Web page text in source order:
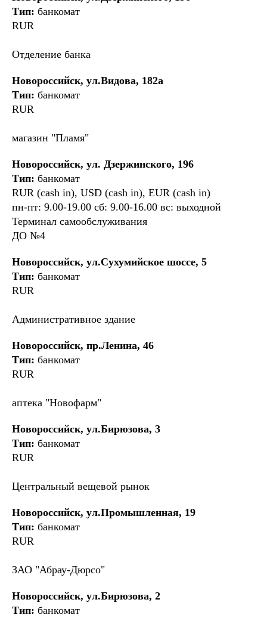
Тип: банкомат
RUR
Отделение банка
Новороссийск, ул.Видова, 182а
Тип: банкомат
RUR
магазин "Пламя"
Новороссийск, ул. Дзержинского, 196
Тип: банкомат
RUR (cash in), USD (cash in), EUR (cash in)
пн-пт: 9.00-19.00 сб: 9.00-16.00 вс: выходной
Терминал самообслуживания
ДО №4
Новороссийск, ул.Сухумийское шоссе, 5
Тип: банкомат
RUR
Административное здание
Новороссийск, пр.Ленина, 46
Тип: банкомат
RUR
аптека "Новофарм"
Новороссийск, ул.Бирюзова, 3
Тип: банкомат
RUR
Центральный вещевой рынок
Новороссийск, ул.Промышленная, 19
Тип: банкомат
RUR
ЗАО "Абрау-Дюрсо"
Новороссийск, ул.Бирюзова, 2
Тип: банкомат